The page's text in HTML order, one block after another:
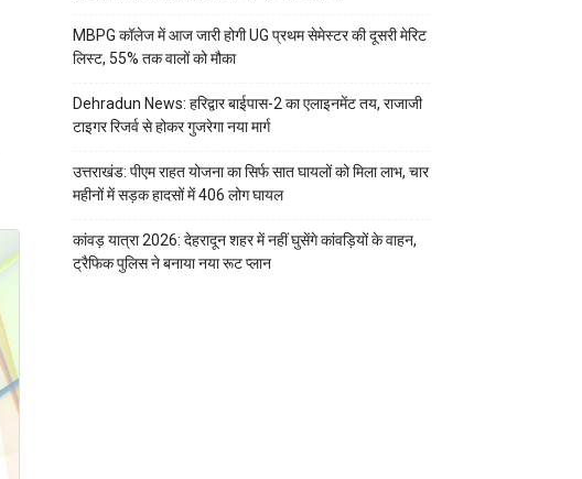
MBPG कॉलेज में आज जारी होगी UG प्रथम सेमेस्टर की दूसरी मेरिट
लिस्ट, 55% तक वालों को मौका
Dehradun News: हरिद्वार बाईपास-2 का एलाइनमेंट तय, राजाजी
टाइगर रिजर्व से होकर गुजरेगा नया मार्ग
उत्तराखंड: पीएम राहत योजना का सिर्फ सात घायलों को मिला लाभ, चार
महीनों में सड़क हादसों में 406 लोग घायल
कांवड़ यात्रा 2026: देहरादून शहर में नहीं घुसेंगे कांवड़ियों के वाहन,
ट्रैफिक पुलिस ने बनाया नया रूट प्लान